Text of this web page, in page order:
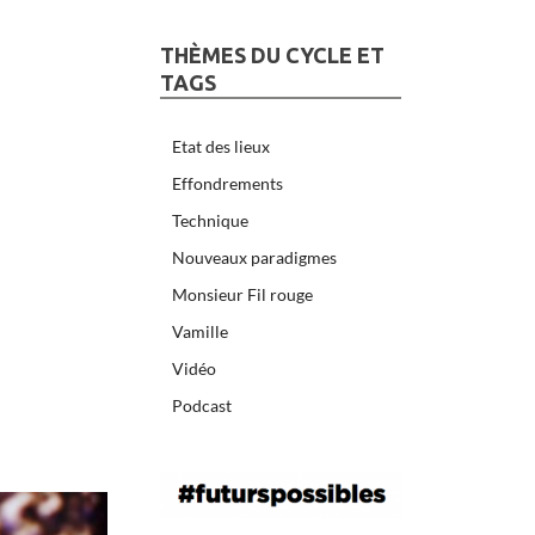
THÈMES DU CYCLE ET
TAGS
Etat des lieux
Effondrements
Technique
Nouveaux paradigmes
Monsieur Fil rouge
Vamille
Vidéo
Podcast